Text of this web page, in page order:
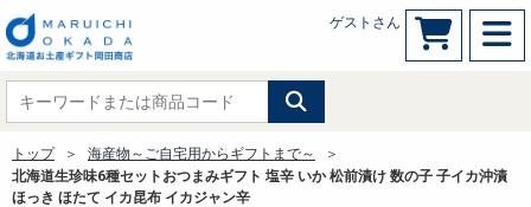
ゲストさん
トップ
海産物～ご自宅用からギフトまで～
北海道生珍味6種セットおつまみギフト 塩辛 いか 松前漬け 数の子 子イカ沖漬
ほっき ほたて イカ昆布 イカジャン辛